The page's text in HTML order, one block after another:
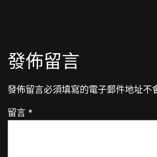
發佈留言
發佈留言必須填寫的電子郵件地址不
留言 *